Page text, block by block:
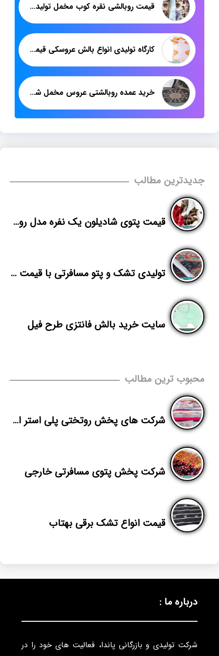
قیمت روبالشی نقره کوب مخمل تولیدی پاندا
کارگاه تولیدی انواع بالش عروسکی قیمت مناسب
خرید عمده روبالشتی عروس مخمل شانل
جدیدترین مطالب
قیمت پتوی شادیلون یک نفره مدل روشا کارتن ده عددی
تولیدی تشک و پتو مسافرتی با قیمت های خوب
سایت خرید بالش فانتزی طرح فیل
محبوب ترین مطالب
شرکت های پخش روتختی پلی استر ارزان در تهران
شرکت پخش پتوی مسافرتی خارجی
قیمت انواع تشک برقی بهتاب
درباره ما :
شرکت تولیدی و بازرگانی پاندا، فعالیت های خود را در